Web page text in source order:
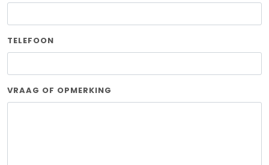
TELEFOON
VRAAG OF OPMERKING